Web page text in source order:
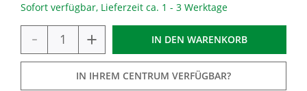
Sofort verfügbar, Lieferzeit ca. 1 - 3 Werktage
- + IN DEN WARENKORB
IN IHREM CENTRUM VERFÜGBAR?